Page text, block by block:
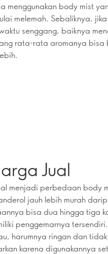
menggunakan body mist
melemah. Sebaliknya,
senggang, baiknya
rata-rata aromanya
Jual
menjadi perbedaan body
jauh lebih murah
bisa dua hingga tiga
penggemarnya
harumnya ringan dan
karena digunakannya